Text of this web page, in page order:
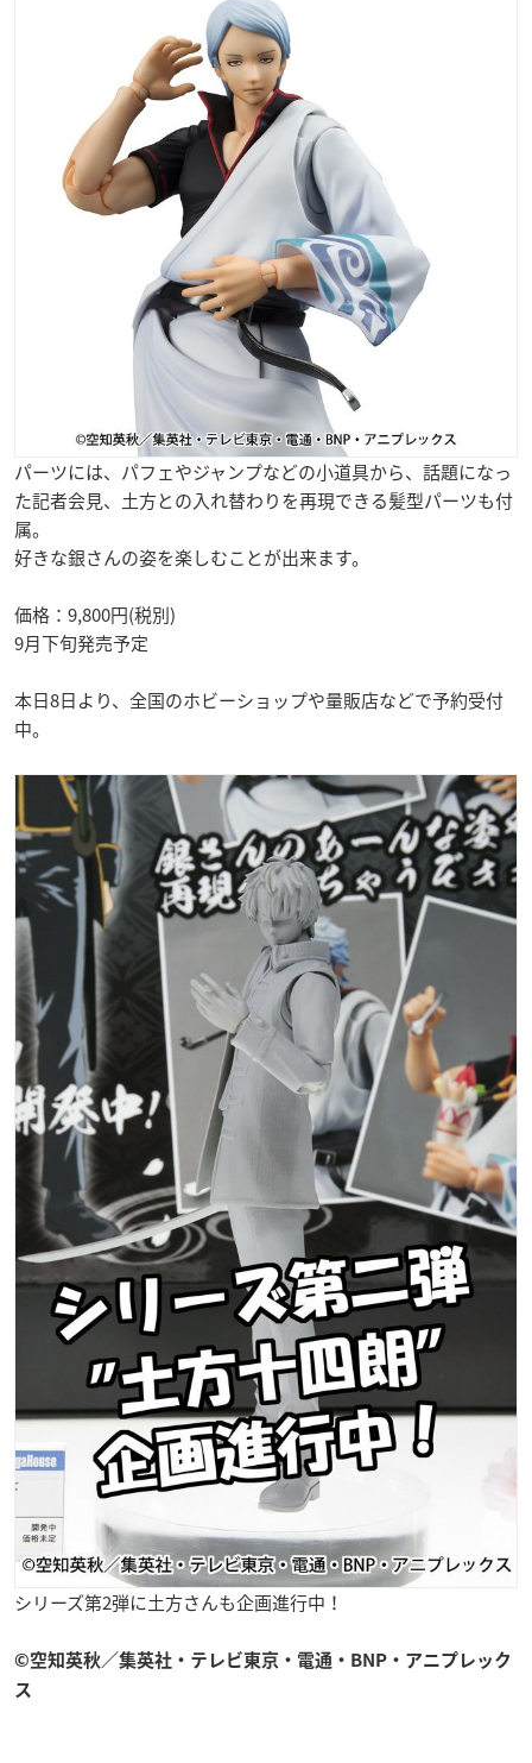
パーツには、パフェやジャンプなどの小道具から、話題になっ
た記者会見、土方との入れ替わりを再現できる髪型パーツも付
属。
好きな銀さんの姿を楽しむことが出来ます。
価格：9,800円(税別)
9月下旬発売予定
本日8日より、全国のホビーショップや量販店などで予約受付
中。
シリーズ第2弾に土方さんも企画進行中！
©空知英秋／集英社・テレビ東京・電通・BNP・アニプレック
ス